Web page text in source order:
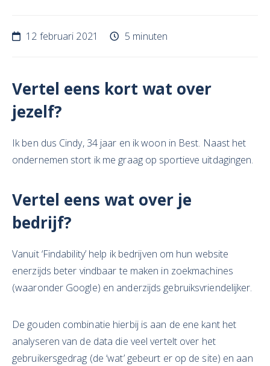
12 februari 2021 5 minuten
Vertel eens kort wat over
jezelf?
Ik ben dus Cindy, 34 jaar en ik woon in Best. Naast het
ondernemen stort ik me graag op sportieve uitdagingen.
Vertel eens wat over je
bedrijf?
Vanuit ‘Findability’ help ik bedrijven om hun website
enerzijds beter vindbaar te maken in zoekmachines
(waaronder Google) en anderzijds gebruiksvriendelijker.
De gouden combinatie hierbij is aan de ene kant het
analyseren van de data die veel vertelt over het
gebruikersgedrag (de ‘wat’ gebeurt er op de site) en aan